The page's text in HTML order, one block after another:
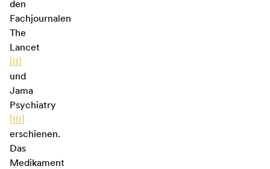
den
Fachjournalen
The
Lancet
[II]
und
Jama
Psychiatry
[III]
erschienen.
Das
Medikament